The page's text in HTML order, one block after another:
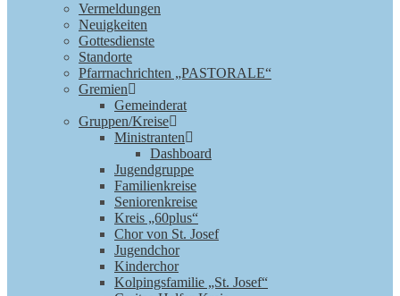
Vermeldungen
Neuigkeiten
Gottesdienste
Standorte
Pfarrnachrichten „PASTORALE“
Gremien
Gemeinderat
Gruppen/Kreise
Ministranten
Dashboard
Jugendgruppe
Familienkreise
Seniorenkreise
Kreis „60plus“
Chor von St. Josef
Jugendchor
Kinderchor
Kolpingsfamilie „St. Josef“